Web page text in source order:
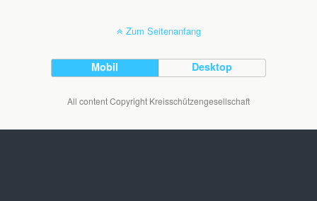
Zum Seitenanfang
Mobil Desktop
All content Copyright Kreisschützengesellschaft